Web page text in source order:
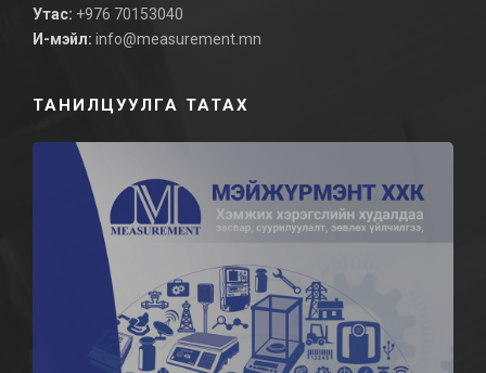
Утас: +976 70153040
И-мэйл: info@measurement.mn
ТАНИЛЦУУЛГА ТАТАХ